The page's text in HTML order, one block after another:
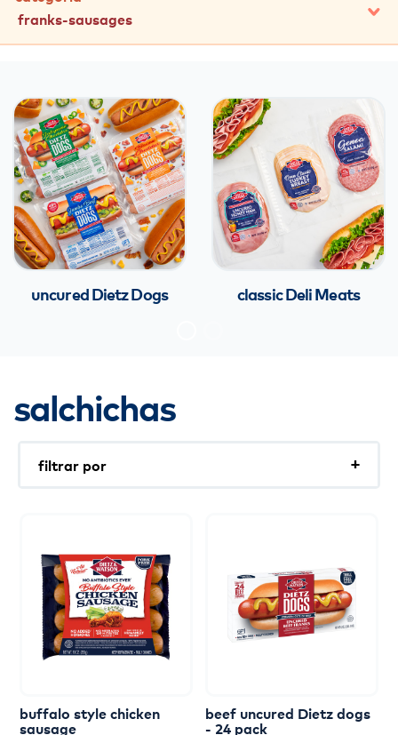
franks-sausages
todos
pavo
pollo
carne de res
jamón y cerdo
salchichas
uncured Dietz Dogs classic Deli Meats
salchichas
filtrar por
En rebanadas
Orgánicas
Para rebanar
Bajas en sodio
Sin nitratos
Sin antibióticos
Keto
buffalo stylechicken
sausage
beef uncured Dietzdogs
- 24 pack